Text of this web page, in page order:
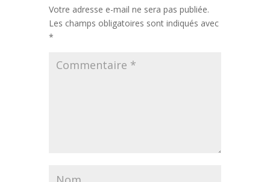
Votre adresse e-mail ne sera pas publiée.
Les champs obligatoires sont indiqués avec
*